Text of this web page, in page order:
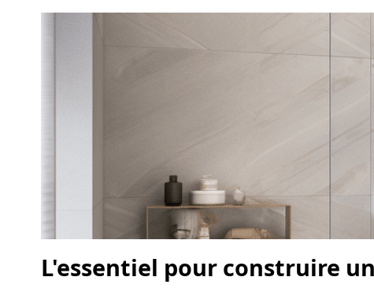
L'essentiel pour construire